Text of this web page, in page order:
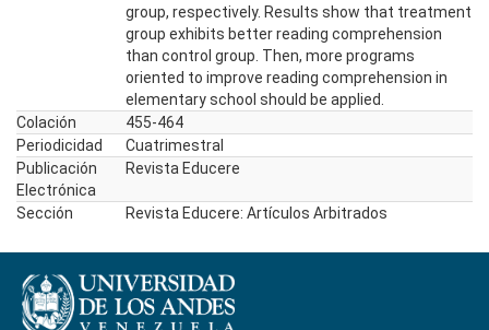
group, respectively. Results show that treatment
group exhibits better reading comprehension
than control group. Then, more programs
oriented to improve reading comprehension in
elementary school should be applied.
Colación
455-464
Periodicidad
Cuatrimestral
Publicación
Electrónica
Revista Educere
Sección Revista Educere: Artículos Arbitrados